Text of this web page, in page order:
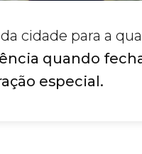
cidade para a
quando
especial.